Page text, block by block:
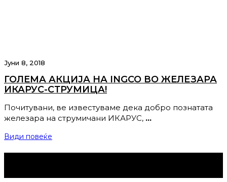
Јуни 8, 2018
ГОЛЕМА АКЦИЈА НА INGCO ВО ЖЕЛЕЗАРА
ИКАРУС-СТРУМИЦА!
Почитувани, ве известуваме дека добро познатата
железара на струмичани ИКАРУС, …
Види повеќе